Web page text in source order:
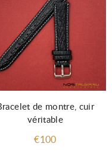
de montre, cuir
véritable
€100